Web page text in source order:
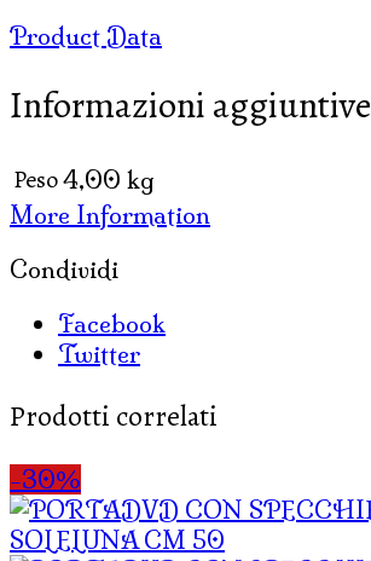
SPECCHETTI
1,5
quantità
Product Data
Informazioni aggiuntive
Peso4,00 kg
More Information
Condividi
Facebook
Twitter
Prodotti correlati
-30%